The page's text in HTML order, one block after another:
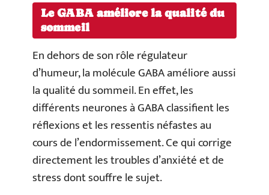
Le GABA améliore la qualité du
sommeil
En dehors de son rôle régulateur
d’humeur, la molécule GABA améliore aussi
la qualité du sommeil. En effet, les
différents neurones à GABA classifient les
réflexions et les ressentis néfastes au
cours de l’endormissement. Ce qui corrige
directement les troubles d’anxiété et de
stress dont souffre le sujet.